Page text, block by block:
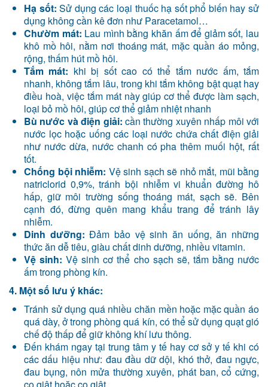
Hạ sốt: Sử dụng các loại thuốc hạ sốt phổ biến hay sử
dụng không cần kê đơn như Paracetamol…
Chườm mát: Lau mình bằng khăn ấm để giảm sốt, lau
khô mồ hôi, nằm nơi thoáng mát, mặc quần áo mỏng,
rộng, thấm hút mồ hôi.
Tắm mát: khi bị sốt cao có thể tắm nước ấm, tắm
nhanh, không tắm lâu, trong khi tắm không bật quạt hay
điều hoà, việc tắm mát này giúp cơ thể được làm sạch,
loại bỏ mồ hôi, giúp cơ thể giảm nhiệt nhanh
Bù nước và điện giải: cần thường xuyên nhấp môi với
nước lọc hoặc uống các loại nước chứa chất điện giải
như nước dừa, nước chanh có pha thêm muối hột, rất
tốt.
Chống bội nhiễm: Vệ sinh sạch sẽ nhỏ mắt, mũi bằng
natriclorid 0,9%, tránh bội nhiễm vi khuẩn đường hô
hấp, giữ môi trường sống thoáng mát, sạch sẽ. Bên
cạnh đó, đừng quên mang khẩu trang để tránh lây
nhiễm.
Dinh dưỡng: Đảm bảo vệ sinh ăn uống, ăn những
thức ăn dễ tiêu, giàu chất dinh dưỡng, nhiều vitamin.
Vệ sinh: Vệ sinh cơ thể cho sạch sẽ, tắm bằng nước
ấm trong phòng kín.
4. Một số lưu ý khác:
Tránh sử dụng quá nhiều chăn mền hoặc mặc quần áo
quá dày, ở trong phòng quá kín, có thể sử dụng quạt gió
chế độ thấp để giữ không khí lưu thông.
Đến khám ngay tại trung tâm y tế hay cơ sở y tế khi có
các dấu hiệu như: đau đầu dữ dội, khó thở, đau ngực,
đau bụng, nôn mửa thường xuyên, phát ban, cổ cứng,
co giật hoặc co giật….